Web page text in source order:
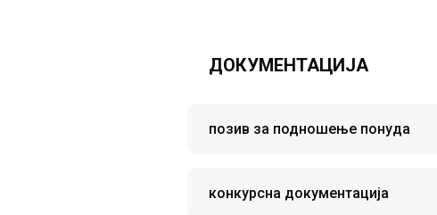
ДОКУМЕНТАЦИЈА
позив за подношење понуда
конкурсна документација